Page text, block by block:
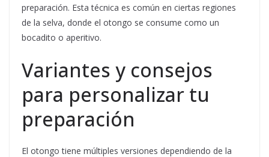
preparación. Esta técnica es común en ciertas regiones
de la selva, donde el otongo se consume como un
bocadito o aperitivo.
Variantes y consejos
para personalizar tu
preparación
El otongo tiene múltiples versiones dependiendo de la